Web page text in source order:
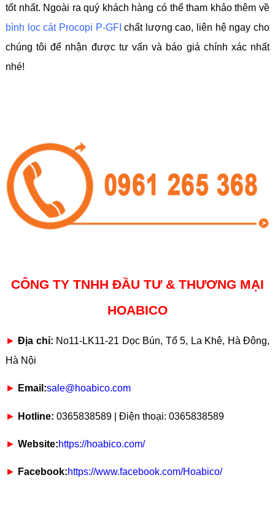
tốt nhất. Ngoài ra quý khách hàng có thể tham khảo thêm về
bình lọc cát Procopi P-GFI chất lượng cao, liên hệ ngay cho
chúng tôi để nhận được tư vấn và báo giá chính xác nhất
nhé!
CÔNG TY TNHH ĐẦU TƯ & THƯƠNG MẠI
HOABICO
►Địa chỉ: No11-LK11-21 Dọc Bún, Tổ 5, La Khê, Hà Đông,
Hà Nội
► Email:sale@hoabico.com
► Hotline: 0365838589 | Điện thoại: 0365838589
► Website:https://hoabico.com/
► Facebook:https://www.facebook.com/Hoabico/